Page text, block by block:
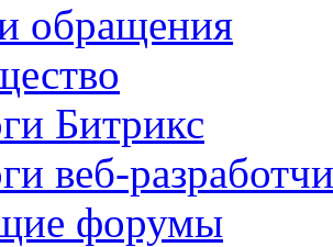
обращения
Битрикс
веб-
форумы